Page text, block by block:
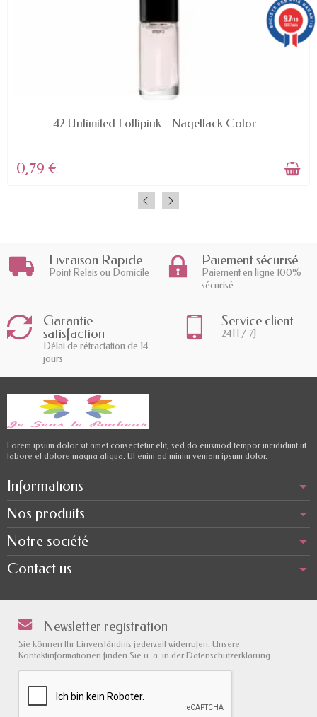
42 Unlimited Lollipink - Nagellack Color...
0,79 €
Livraison Rapide
Point Relais ou Domicile
Paiement sécurisé
Paiement en ligne 100%
sécurisé
Garantie
satisfaction
Délai de rétractation de 14
jours
Service client
24H / 7J
Lorem ipsum dolor sit amet consectetur elit, sed do eiusmod tempor incididunt ut
labore et dolore magna aliqua. Ut enim ad minim veniam ipsum dolor.
Informations
Nos produits
Notre société
Contact us
Newsletter registration
Sie können Ihr Einverständnis jederzeit widerrufen. Unsere
Kontaktinformationen finden Sie u. a. in der Datenschutzerklärung.
9.7/10
5887 avis